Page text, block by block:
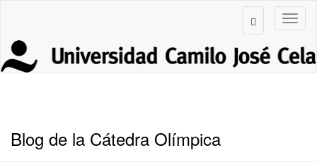
Blog de la Cátedra Olímpica